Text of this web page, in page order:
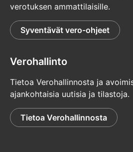
verotuksen ammattilaisille.
Syventävät vero-ohjeet
Verohallinto
Tietoa Verohallinnosta ja
ajankohtaisia uutisia ja tilastoja.
Tietoa Verohallinnosta